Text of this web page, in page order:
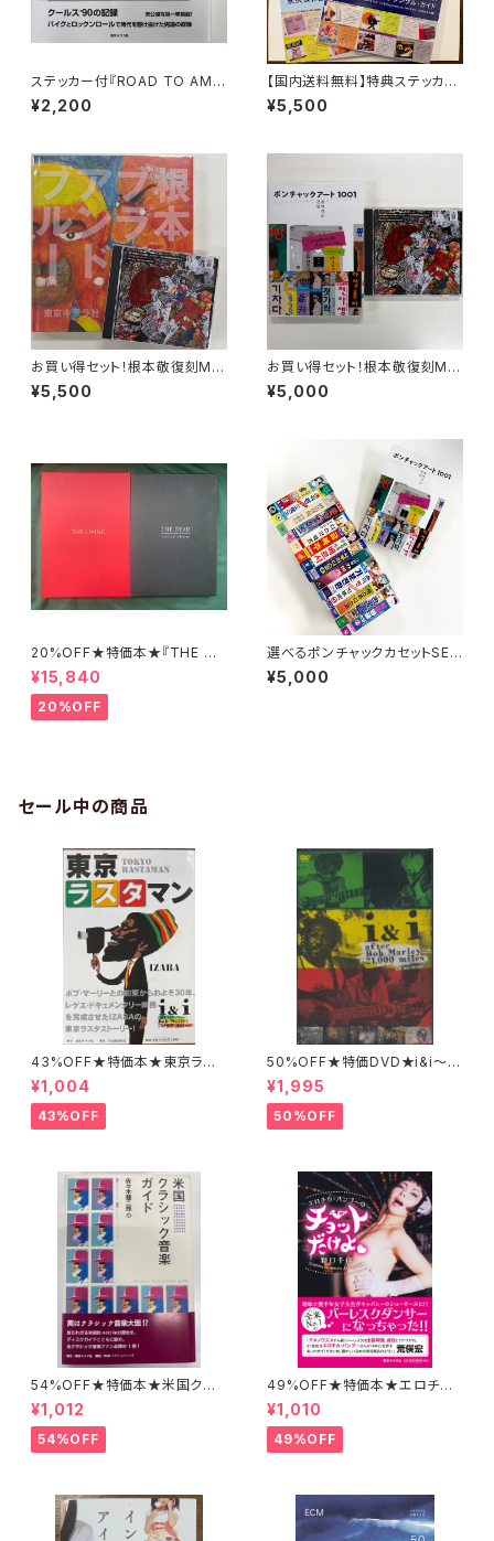
ステッカー付『ROAD TO AME
RICA クールス’90の記録』大久
保喜市
¥2,200
【国内送料無料】特典ステッカー
付『BPM ARCHIVES』 上下巻S
ET
¥5,500
お買い得セット！根本敬復刻MIX
1枚 ＋ 『ブラックアンドブルー』1
冊
¥5,500
お買い得セット！根本敬復刻MIX
1枚 ＋ 『ポンチャックアート100
1』1冊
¥5,000
20%OFF★特価本★『THE DE
AD revised edition』&『THE
LIVING』釣崎清隆写真集セット
¥15,840
20%OFF
選べるポンチャックカセットSET
▶︎『ポンチャックアート1001』＋
お好きなカセットテープ1本
¥5,000
セール中の商品
43%OFF★特価本★東京ラス
タマン IZABA
¥1,004
43%OFF
50%OFF★特価DVD★i&i〜af
ter Bob Marley 21,000mile
s〜
¥1,995
50%OFF
54%OFF★特価本★米国クラ
シック音楽ガイド 佐々木健二
郎
¥1,012
54%OFF
49%OFF★特価本★エロチカ・
バンブーのチョットだけよ 野口
千佳
¥1,010
49%OFF